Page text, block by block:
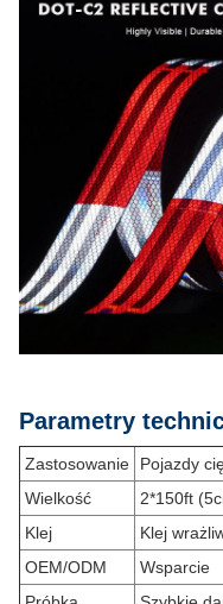
Parametry
Zastosowanie
Pojazdy
Wielkość
2*150ft
Klej
Klej
OEM/ODM
Wsparcie